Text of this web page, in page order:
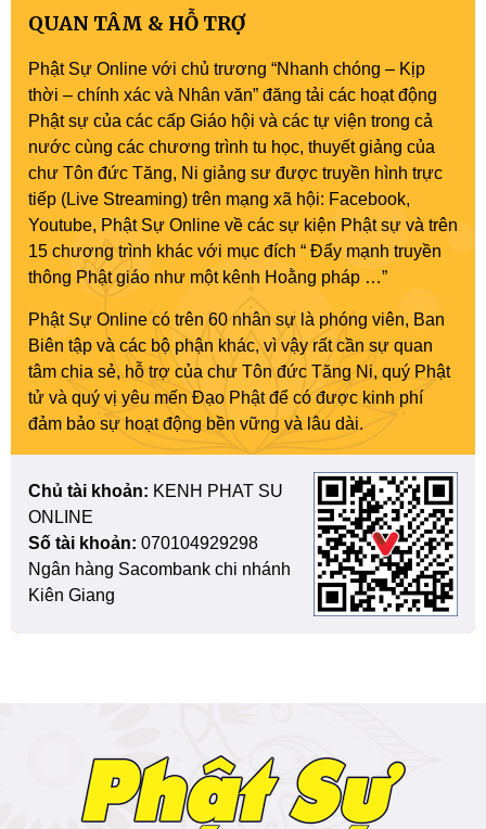
QUAN TÂM & HỖ TRỢ
Phật Sự Online với chủ trương “Nhanh chóng – Kịp
thời – chính xác và Nhân văn” đăng tải các hoạt động
Phật sự của các cấp Giáo hội và các tự viện trong cả
nước cùng các chương trình tu học, thuyết giảng của
chư Tôn đức Tăng, Ni giảng sư được truyền hình trực
tiếp (Live Streaming) trên mạng xã hội: Facebook,
Youtube, Phật Sự Online về các sự kiện Phật sự và trên
15 chương trình khác với mục đích “ Đẩy mạnh truyền
thông Phật giáo như một kênh Hoằng pháp …”
Phật Sự Online có trên 60 nhân sự là phóng viên, Ban
Biên tập và các bộ phận khác, vì vậy rất cần sự quan
tâm chia sẻ, hỗ trợ của chư Tôn đức Tăng Ni, quý Phật
tử và quý vị yêu mến Đạo Phật để có được kinh phí
đảm bảo sự hoạt động bền vững và lâu dài.
Chủ tài khoản: KENH PHAT SU
ONLINE
Số tài khoản: 070104929298
Ngân hàng Sacombank chi nhánh
Kiên Giang